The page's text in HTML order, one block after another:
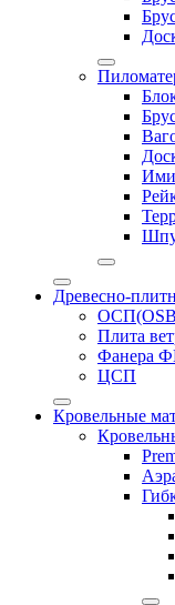
Древесно-
Плита
Фанера
ЦСП
Кровельные